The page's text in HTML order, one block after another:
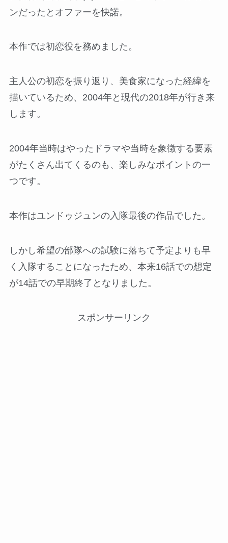
ンだったとオファーを快諾。
本作では初恋役を務めました。
主人公の初恋を振り返り、美食家になった経緯を
描いているため、2004年と現代の2018年が行き来
します。
2004年当時はやったドラマや当時を象徴する要素
がたくさん出てくるのも、楽しみなポイントの一
つです。
本作はユンドゥジュンの入隊最後の作品でした。
しかし希望の部隊への試験に落ちて予定よりも早
く入隊することになったため、本来16話での想定
が14話での早期終了となりました。
スポンサーリンク